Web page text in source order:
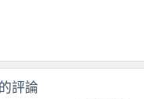
評論